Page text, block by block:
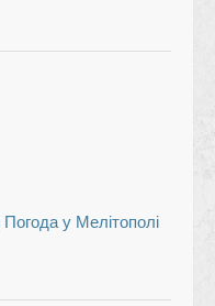
Погода у Мелітополі